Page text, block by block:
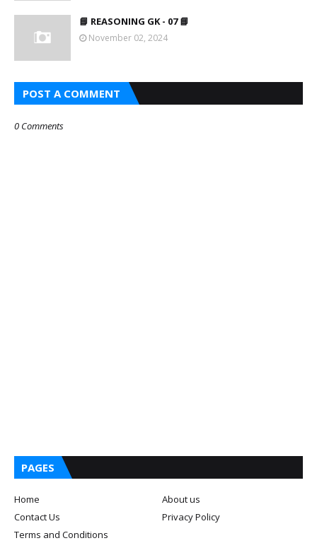
📘 REASONING GK - 07 📘
November 02, 2024
POST A COMMENT
0 Comments
PAGES
Home
About us
Contact Us
Privacy Policy
Terms and Conditions